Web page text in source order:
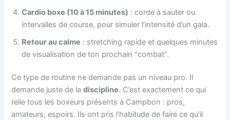
Cardio boxe (10 à 15 minutes) : corde à sauter ou
intervalles de course, pour simuler l’intensité d’un gala.
Retour au calme : stretching rapide et quelques minutes
de visualisation de ton prochain “combat”.
Ce type de routine ne demande pas un niveau pro. Il
demande juste de ladiscipline. C’est exactement ce qui
relie tous les boxeurs présents à Campbon : pros,
amateurs, espoirs. Ils ont pris l’habitude de faire ce qu’il